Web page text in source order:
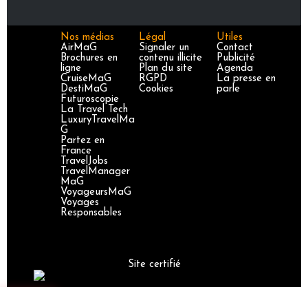
Nos médias
AirMaG
Brochures en
ligne
CruiseMaG
DestiMaG
Futuroscopie
La Travel Tech
LuxuryTravelMa
G
Partez en
France
TravelJobs
TravelManager
MaG
VoyageursMaG
Voyages
Responsables
Légal
Signaler un
contenu illicite
Plan du site
RGPD
Cookies
Utiles
Contact
Publicité
Agenda
La presse en
parle
Site certifié